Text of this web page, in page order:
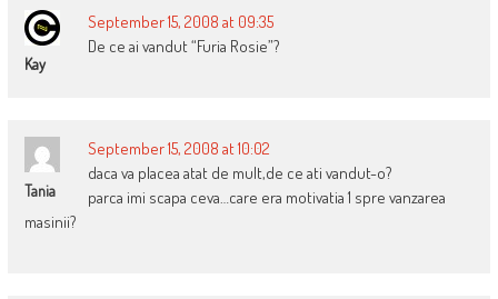
Kay
September 15, 2008 at 09:35
De ce ai vandut “Furia Rosie”?
Tania
September 15, 2008 at 10:02
daca va placea atat de mult,de ce ati vandut-o?
parca imi scapa ceva…care era motivatia 1 spre vanzarea
masinii?